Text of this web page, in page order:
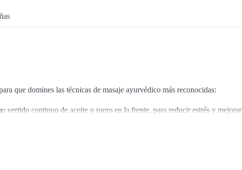
que domines las técnicas de masaje ayurvédico más reconocidas:
vertido continuo de aceite o suero en la frente, para reducir estrés y mejorar